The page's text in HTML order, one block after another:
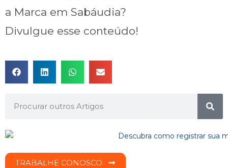
a Marca em Sabáudia?
Divulgue esse conteúdo!
TRABALHE CONOSCO